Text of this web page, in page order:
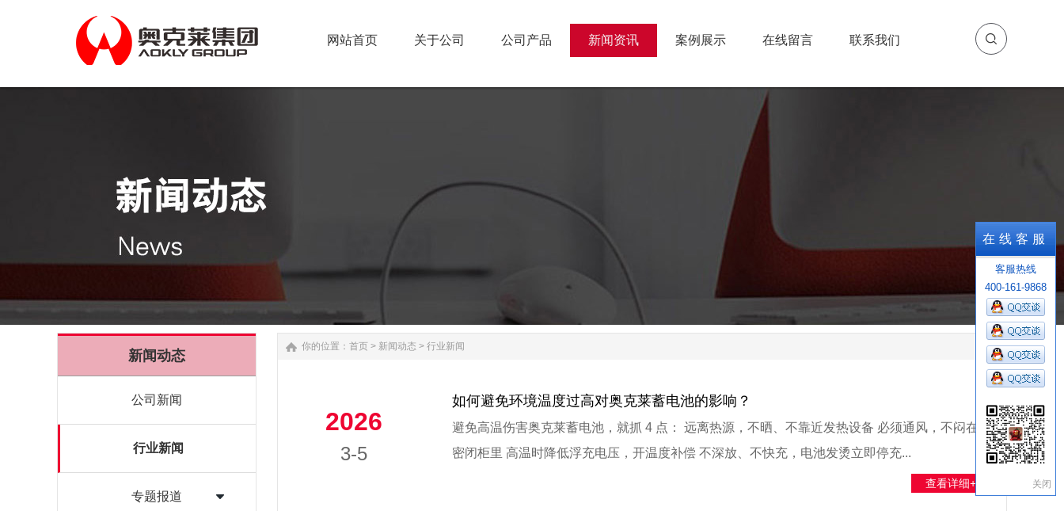
网站首页 关于公司 公司产品 新闻资讯 案例展示 在线留言 联系我们
新闻动态
公司新闻
行业新闻
专题报道
你的位置： 首页 > 新闻动态 > 行业新闻
2026
3-5
如何避免环境温度过高对奥克莱蓄电池的影响？
避免高温伤害奥克莱蓄电池，就抓 4 点： 远离热源，不晒、不靠近发热设备 必须通风，不闷在
密闭柜里 高温时降低浮充电压，开温度补偿 不深放、不快充，电池发烫立即停充...
查看详细+
在线客服
客服热线
400-161-9868
关闭